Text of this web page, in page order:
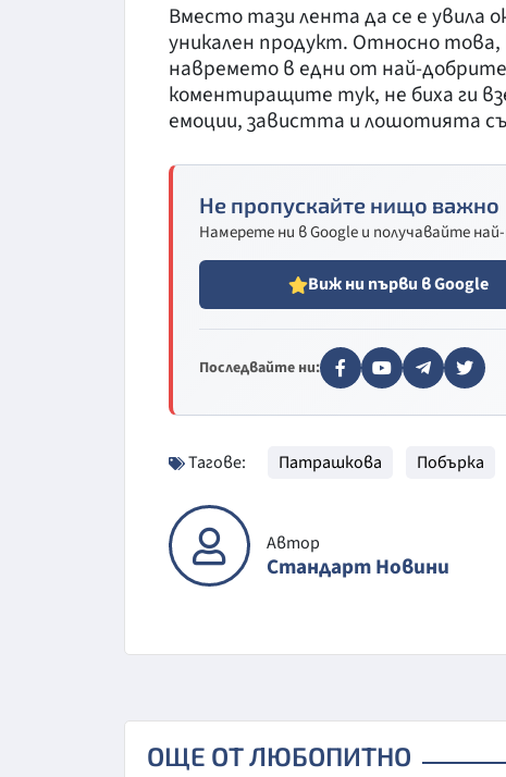
Вместо тази лента да се е увила
уникален продукт. Относно
навремето в едни от най-
коментиращите тук, не биха ги
емоции, завистта и лошотията
Не пропускайте нищо важно
Намерете ни в Google и получавайте
Виж ни първи в Google
Последвайте ни:
Тагове: Патрашкова Побърка
Автор
Стандарт Новини
ОЩЕ ОТ ЛЮБОПИТНО